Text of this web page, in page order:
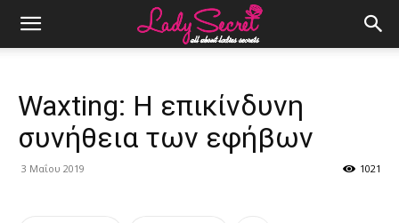
Waxting: Η επικίνδυνη
συνήθεια των εφήβων
3 Μαΐου 2019 1021